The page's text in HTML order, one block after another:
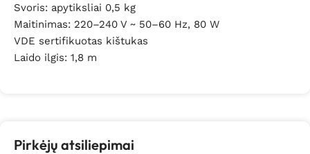
Svoris: apytiksliai 0,5 kg
Maitinimas: 220–240 V ~ 50–60 Hz, 80 W
VDE sertifikuotas kištukas
Laido ilgis: 1,8 m
Pirkėjų atsiliepimai